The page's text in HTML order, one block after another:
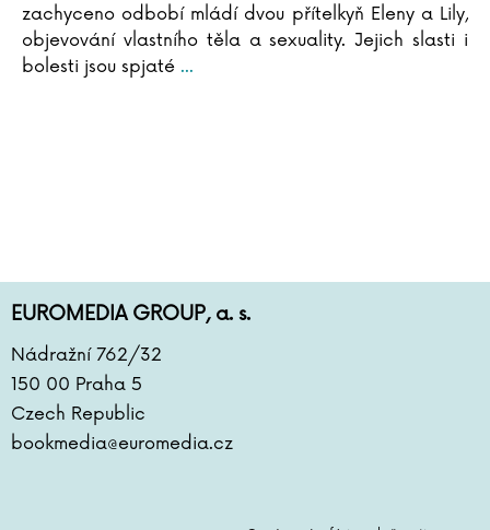
Emilia Dziubaková
Elke Eder
Suzanne Edwards
Lion Feuchtwanger
Richard Phillips Feynman
Michael Fitzgerald
John Flanagan
Gustave Flaubert
zachyceno odbobí mládí dvou přítelkyň Eleny a Lily,
objevování vlastního těla a sexuality. Jejich slasti i
bolesti jsou spjaté ...
EUROMEDIA GROUP, a. s.
Nádražní 762/32
150 00 Praha 5
Czech Republic
bookmedia@euromedia.cz